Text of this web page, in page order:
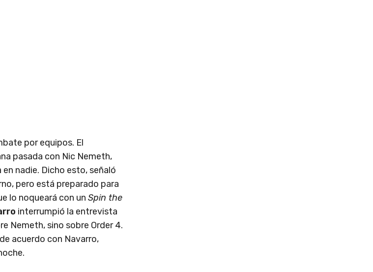
por equipos. El
pasada con Nic Nemeth,
nadie. Dicho esto, señaló
pero está preparado para
lo noqueará con un Spin the
interrumpió la entrevista
Nemeth, sino sobre Order 4.
acuerdo con Navarro,